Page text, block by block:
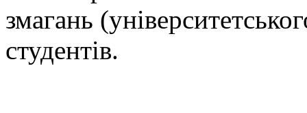
змагань
студентів.